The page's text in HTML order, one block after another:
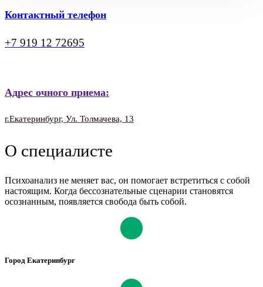
Контактный телефон
+7 919 12 72695
Адрес очного приема:
г.Екатеринбург, Ул. Толмачева, 13
О специалисте
Психоанализ не меняет вас, он помогает встретиться с собой
настоящим. Когда бессознательные сценарии становятся
осознанным, появляется свобода быть собой.
Город Екатеринбург